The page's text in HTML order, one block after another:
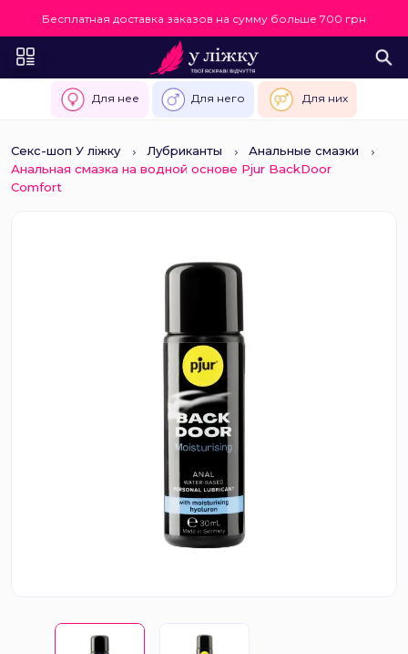
Бесплатная доставка заказов на сумму больше 700 грн
Для нее Для него Для них
Секс-шоп У ліжку Лубриканты
Анальные смазки
Анальная смазка на водной основе Pjur BackDoor
Comfort